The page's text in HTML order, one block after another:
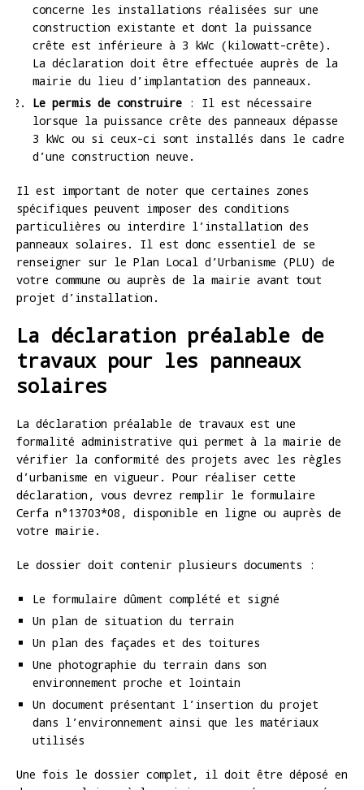
concerne les installations réalisées sur une
construction existante et dont la puissance
crête est inférieure à 3 kWc (kilowatt-crête).
La déclaration doit être effectuée auprès de la
mairie du lieu d’implantation des panneaux.
Le permis de construire : Il est nécessaire
lorsque la puissance crête des panneaux dépasse
3 kWc ou si ceux-ci sont installés dans le cadre
d’une construction neuve.
Il est important de noter que certaines zones
spécifiques peuvent imposer des conditions
particulières ou interdire l’installation des
panneaux solaires. Il est donc essentiel de se
renseigner sur le Plan Local d’Urbanisme (PLU) de
votre commune ou auprès de la mairie avant tout
projet d’installation.
La déclaration préalable de
travaux pour les panneaux
solaires
La déclaration préalable de travaux est une
formalité administrative qui permet à la mairie de
vérifier la conformité des projets avec les règles
d’urbanisme en vigueur. Pour réaliser cette
déclaration, vous devrez remplir le formulaire
Cerfa n°13703*08, disponible en ligne ou auprès de
votre mairie.
Le dossier doit contenir plusieurs documents :
Le formulaire dûment complété et signé
Un plan de situation du terrain
Un plan des façades et des toitures
Une photographie du terrain dans son
environnement proche et lointain
Un document présentant l’insertion du projet
dans l’environnement ainsi que les matériaux
utilisés
Une fois le dossier complet, il doit être déposé en